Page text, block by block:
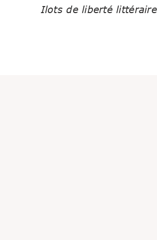
Ilots de liberté